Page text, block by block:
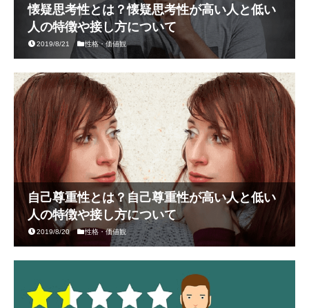
懐疑思考性とは？懐疑思考性が高い人と低い
人の特徴や接し方について
2019/8/21 性格・価値観
自己尊重性とは？自己尊重性が高い人と低い
人の特徴や接し方について
2019/8/20 性格・価値観